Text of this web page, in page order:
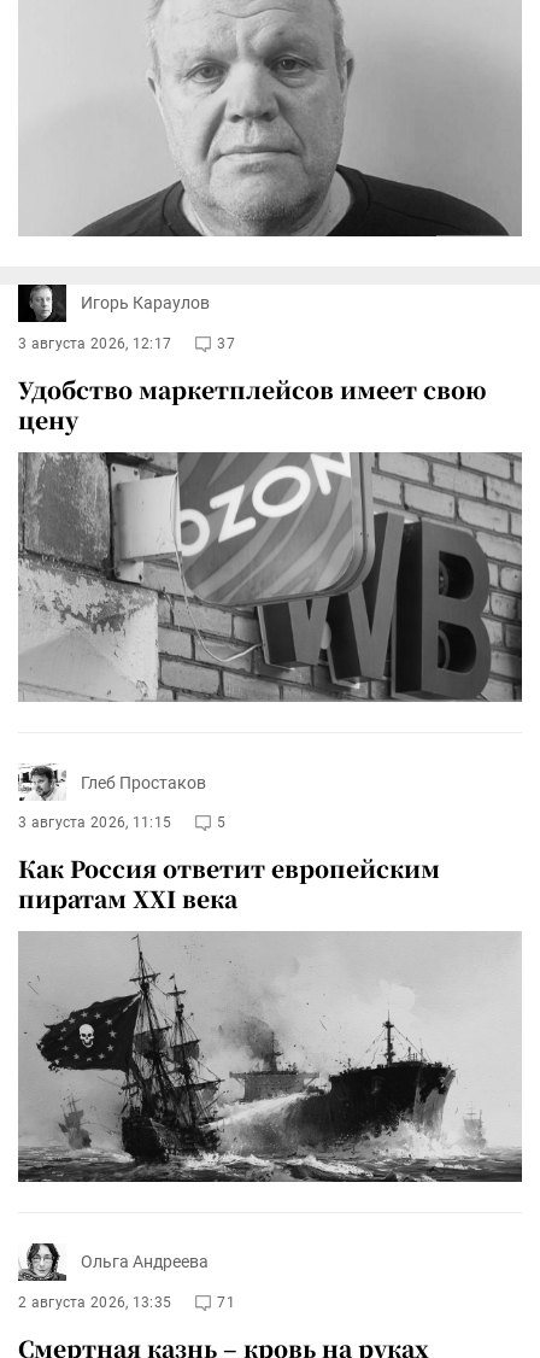
Игорь Караулов
3 августа 2026, 12:17 37
Удобство маркетплейсов имеет свою
цену
Глеб Простаков
3 августа 2026, 11:15 5
Как Россия ответит европейским
пиратам XXI века
Ольга Андреева
2 августа 2026, 13:35 71
Смертная казнь – кровь на руках